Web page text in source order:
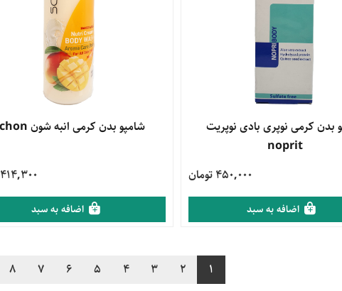
محصول
بدن کرمی نوپری بادی نوپریت
noprit
450,000 تومان
اضافه به سبد
مشاهده محصول
شامپو بدن کرمی انبه شون schon
414,300 تومان
اضافه به سبد
1
2
3
4
5
6
7
8